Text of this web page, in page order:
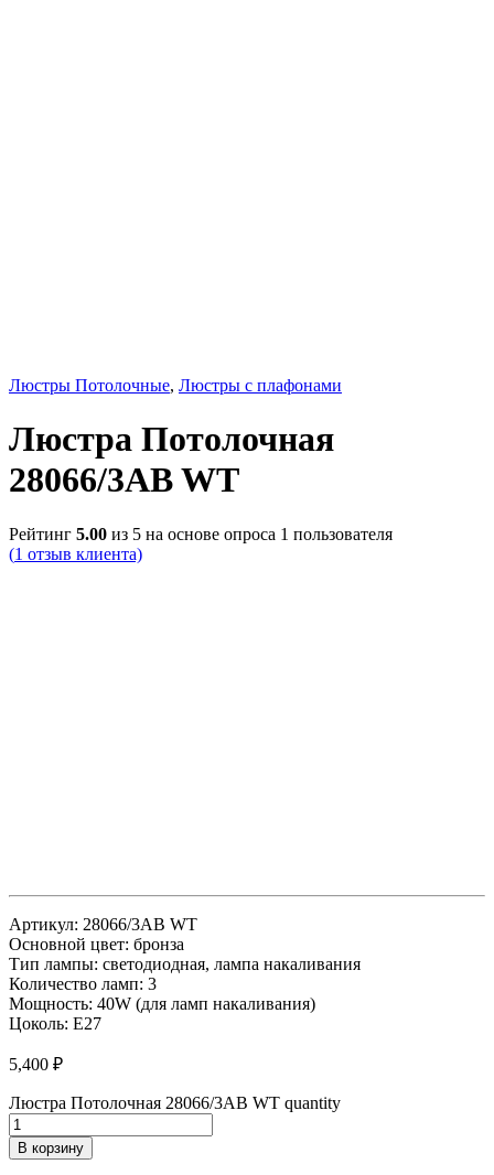
Люстры Потолочные, Люстры с плафонами
Люстра Потолочная
28066/3AB WT
Рейтинг 5.00 из 5 на основе опроса 1 пользователя
(1 отзыв клиента)
Артикул: 28066/3AB WT
Основной цвет: бронза
Тип лампы: светодиодная, лампа накаливания
Количество ламп: 3
Мощность: 40W (для ламп накаливания)
Цоколь: E27
5,400 ₽
Люстра Потолочная 28066/3AB WT quantity
В корзину